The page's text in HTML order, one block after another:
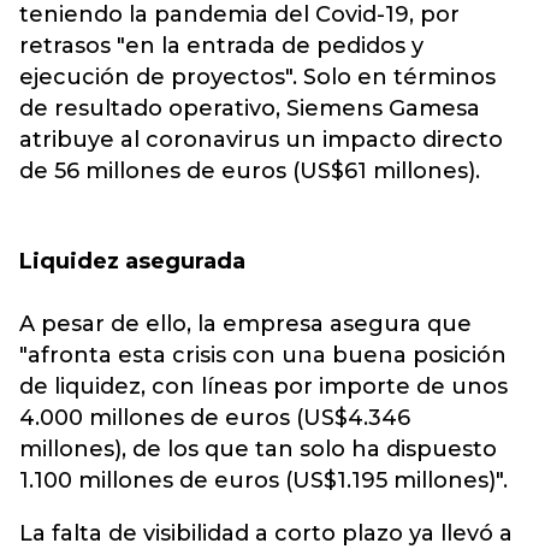
teniendo la pandemia del Covid-19, por
retrasos "en la entrada de pedidos y
ejecución de proyectos". Solo en términos
de resultado operativo, Siemens Gamesa
atribuye al coronavirus un impacto directo
de 56 millones de euros (US$61 millones).
Liquidez asegurada
A pesar de ello, la empresa asegura que
"afronta esta crisis con una buena posición
de liquidez, con líneas por importe de unos
4.000 millones de euros (US$4.346
millones), de los que tan solo ha dispuesto
1.100 millones de euros (US$1.195 millones)".
La falta de visibilidad a corto plazo ya llevó a